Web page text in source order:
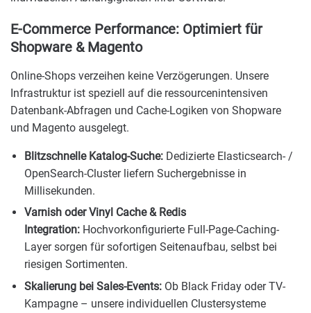
E-Commerce Performance: Optimiert für
Shopware & Magento
Online-Shops verzeihen keine Verzögerungen. Unsere
Infrastruktur ist speziell auf die ressourcenintensiven
Datenbank-Abfragen und Cache-Logiken von Shopware
und Magento ausgelegt.
Blitzschnelle Katalog-Suche: Dedizierte Elasticsearch- /
OpenSearch-Cluster liefern Suchergebnisse in
Millisekunden.
Varnish oder Vinyl Cache & Redis
Integration: Hochvorkonfigurierte Full-Page-Caching-
Layer sorgen für sofortigen Seitenaufbau, selbst bei
riesigen Sortimenten.
Skalierung bei Sales-Events: Ob Black Friday oder TV-
Kampagne – unsere individuellen Clustersysteme